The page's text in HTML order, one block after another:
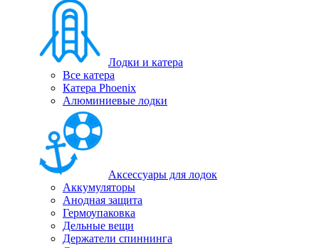
Лодки и катера
Все катера
Катера Phoenix
Алюминиевые лодки
Аксессуары для лодок
Аккумуляторы
Анодная защита
Гермоупаковка
Дельные вещи
Держатели спиннинга